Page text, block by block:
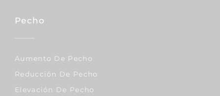
Pecho
Aumento De Pecho
Reducción De Pecho
Elevación De Pecho